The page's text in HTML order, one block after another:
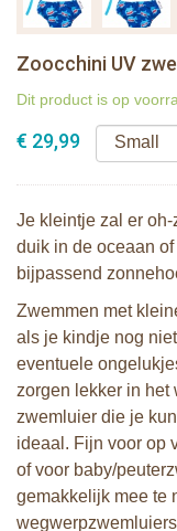
Zoocchini UV
Dit product is op
€ 29,99
Je kleintje zal er
duik in de oceaan
bijpassend
Zwemmen met
als je kindje nog
eventuele
zorgen lekker in het
zwemluier die je
ideaal. Fijn voor op
of voor baby/
gemakkelijk mee te